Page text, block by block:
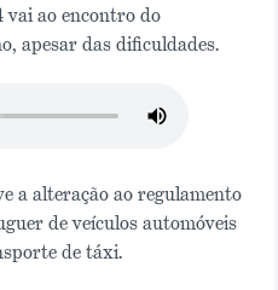
vai ao encontro do
apesar das dificuldades.
a alteração ao regulamento
de veículos automóveis
de táxi.